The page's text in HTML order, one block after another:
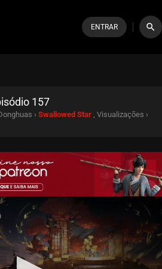
ENTRAR search
157
› Swallowed Star , Visualizações ›